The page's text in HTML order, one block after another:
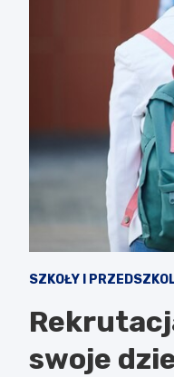
SZKOŁY I
swoje